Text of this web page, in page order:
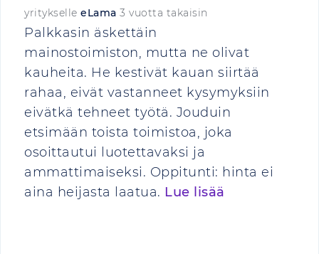
yritykselle eLama 3 vuotta takaisin
Palkkasin äskettäin
mainostoimiston, mutta ne olivat
kauheita. He kestivät kauan siirtää
rahaa, eivät vastanneet kysymyksiin
eivätkä tehneet työtä. Jouduin
etsimään toista toimistoa, joka
osoittautui luotettavaksi ja
ammattimaiseksi. Oppitunti: hinta ei
aina heijasta laatua. Lue lisää